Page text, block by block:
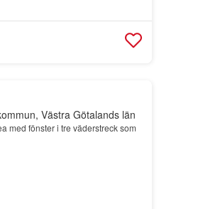
Västra Götalands län
med fönster i tre väderstreck som